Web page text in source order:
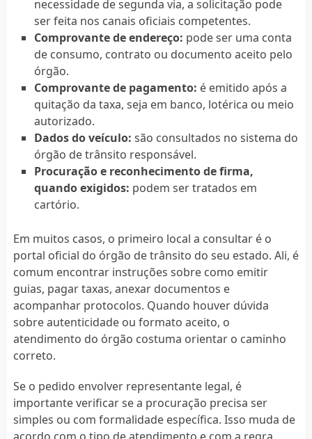
necessidade de segunda via, a solicitação pode
ser feita nos canais oficiais competentes.
Comprovante de endereço: pode ser uma conta
de consumo, contrato ou documento aceito pelo
órgão.
Comprovante de pagamento: é emitido após a
quitação da taxa, seja em banco, lotérica ou meio
autorizado.
Dados do veículo: são consultados no sistema do
órgão de trânsito responsável.
Procuração e reconhecimento de firma,
quando exigidos: podem ser tratados em
cartório.
Em muitos casos, o primeiro local a consultar é o
portal oficial do órgão de trânsito do seu estado. Ali, é
comum encontrar instruções sobre como emitir
guias, pagar taxas, anexar documentos e
acompanhar protocolos. Quando houver dúvida
sobre autenticidade ou formato aceito, o
atendimento do órgão costuma orientar o caminho
correto.
Se o pedido envolver representante legal, é
importante verificar se a procuração precisa ser
simples ou com formalidade específica. Isso muda de